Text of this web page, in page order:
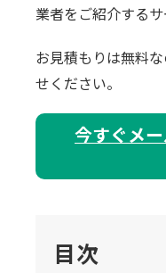
業者をご紹介するサ
お見積もりは無料
せください。
今すぐメ
目次